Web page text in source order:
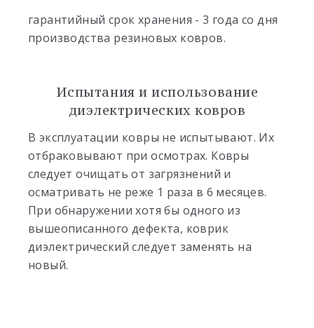
гарантийный срок хранения - 3 года со дня
производства резиновых ковров.
Испытания и использование
диэлектрических ковров
В эксплуатации ковры не испытывают. Их
отбраковывают при осмотрах. Ковры
следует очищать от загрязнений и
осматривать не реже 1 раза в 6 месяцев.
При обнаружении хотя бы одного из
вышеописанного дефекта, коврик
диэлектрический следует заменять на
новый.